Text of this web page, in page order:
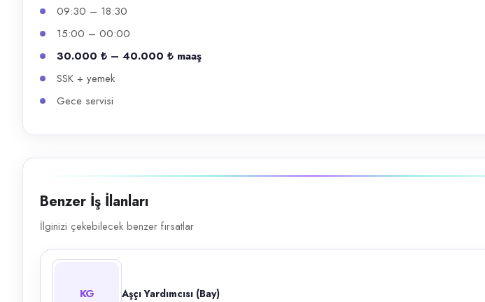
09:30 – 18:30
15:00 – 00:00
30.000 ₺ – 40.000 ₺ maaş
SSK + yemek
Gece servisi
Benzer İş İlanları
İlginizi çekebilecek benzer fırsatlar
KG Aşçı Yardımcısı (Bay)